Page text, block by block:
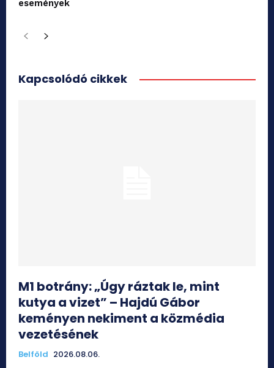
események
Kapcsolódó cikkek
M1 botrány: „Úgy ráztak le, mint
kutya a vizet” – Hajdú Gábor
keményen nekiment a közmédia
vezetésének
Belföld 2026.08.06.